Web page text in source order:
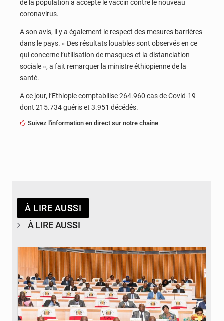
de la population a accepté le vaccin contre le nouveau
coronavirus.
A son avis, il y a également le respect des mesures barrières
dans le pays. « Des résultats louables sont observés en ce
qui concerne l’utilisation de masques et la distanciation
sociale », a fait remarquer la ministre éthiopienne de la
santé.
A ce jour, l’Ethiopie comptabilise 264.960 cas de Covid-19
dont 215.734 guéris et 3.951 décédés.
Suivez l'information en direct sur notre chaîne
À LIRE AUSSI
À LIRE AUSSI